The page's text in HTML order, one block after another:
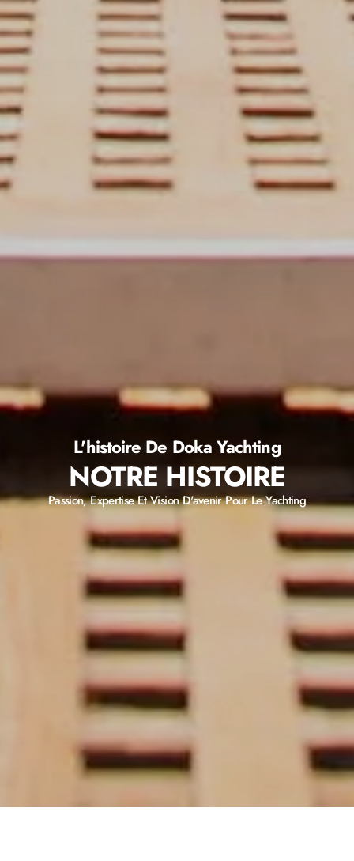
L'histoire De Doka Yachting
NOTRE HISTOIRE
Passion, Expertise Et Vision D'avenir Pour Le Yachting